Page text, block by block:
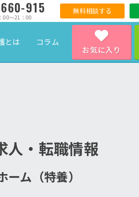
お気に入り
660-915
00～21：00
無料相談する
とは コラム
人・転職情報
ム（特養）